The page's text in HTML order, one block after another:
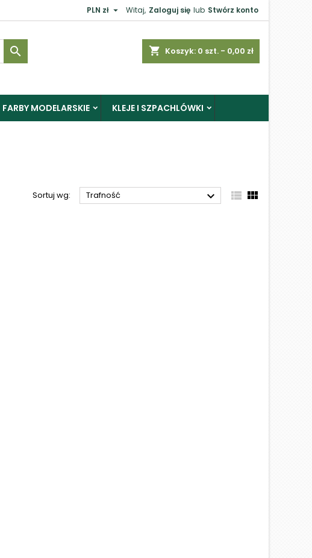
Witaj, Zaloguj się lub Stwórz konto
PLN zł 
shopping_cart Koszyk: 0 szt. - 0,00 zł

FARBY MODELARSKIE KLEJE I SZPACHLÓWKI
Sortuj wg: Trafność   
Zaloguj